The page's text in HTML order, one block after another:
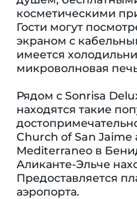
косметическими
Гости могут
экраном с
имеется
микроволновая
Рядом с Sonrisa
находятся такие
Church of San Jaime
Mediterraneo в
Аликанте-Эльче
Предоставляется
аэропорта.